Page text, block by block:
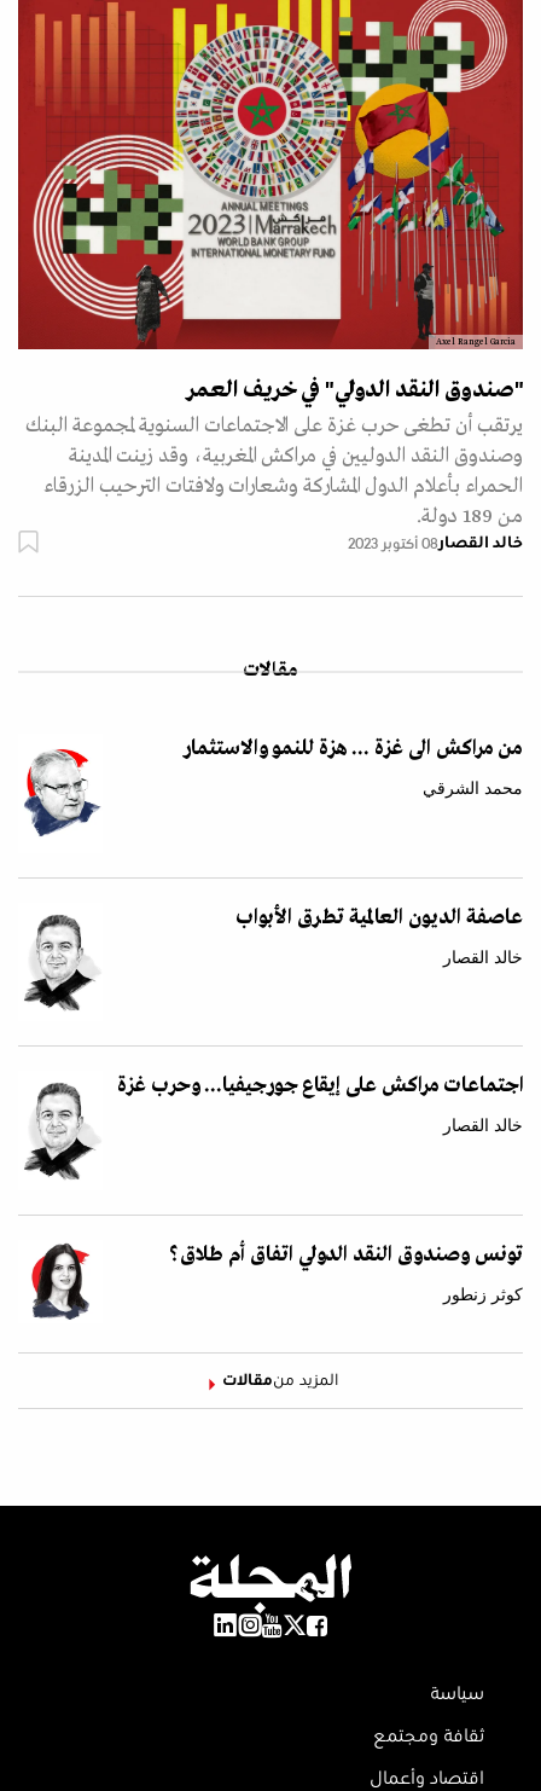
Axel Rangel Garcia
"صندوق النقد الدولي" في خريف العمر
يرتقب أن تطغى حرب غزة على الاجتماعات السنوية لمجموعة البنك
وصندوق النقد الدوليين في مراكش المغربية، وقد زينت المدينة
الحمراء بأعلام الدول المشاركة وشعارات ولافتات الترحيب الزرقاء
من 189 دولة.
خالد القصار08 أكتوبر 2023
مقالات
من مراكش الى غزة ... هزة للنمو والاستثمار
محمد الشرقي
عاصفة الديون العالمية تطرق الأبواب
خالد القصار
اجتماعات مراكش على إيقاع جورجيفيا... وحرب غزة
خالد القصار
تونس وصندوق النقد الدولي اتفاق أم طلاق؟
كوثر زنطور
المزيد منمقالات
سياسة
ثقافة ومجتمع
اقتصاد وأعمال